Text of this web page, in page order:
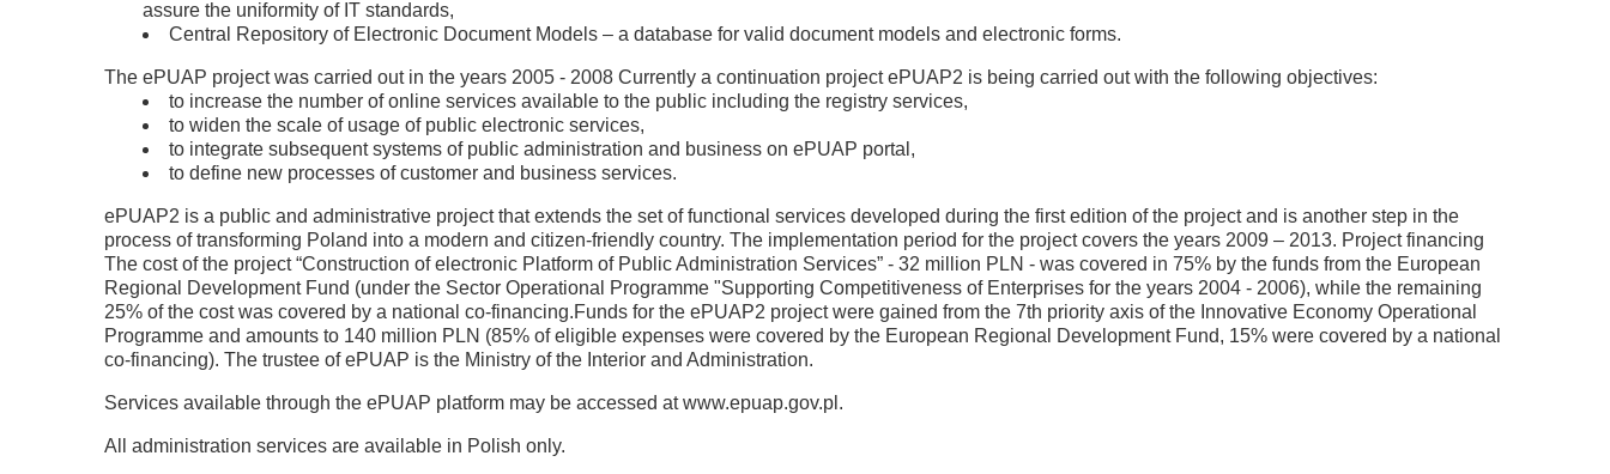
assure the uniformity of IT standards,
Central Repository of Electronic Document Models – a database for valid document models and electronic forms.
The ePUAP project was carried out in the years 2005 - 2008 Currently a continuation project ePUAP2 is being carried out with the following objectives:
to increase the number of online services available to the public including the registry services,
to widen the scale of usage of public electronic services,
to integrate subsequent systems of public administration and business on ePUAP portal,
to define new processes of customer and business services.
ePUAP2 is a public and administrative project that extends the set of functional services developed during the first edition of the project and is another step in the
process of transforming Poland into a modern and citizen-friendly country. The implementation period for the project covers the years 2009 – 2013. Project financing
The cost of the project “Construction of electronic Platform of Public Administration Services” - 32 million PLN - was covered in 75% by the funds from the European
Regional Development Fund (under the Sector Operational Programme "Supporting Competitiveness of Enterprises for the years 2004 - 2006), while the remaining
25% of the cost was covered by a national co-financing.Funds for the ePUAP2 project were gained from the 7th priority axis of the Innovative Economy Operational
Programme and amounts to 140 million PLN (85% of eligible expenses were covered by the European Regional Development Fund, 15% were covered by a national
co-financing). The trustee of ePUAP is the Ministry of the Interior and Administration.
Services available through the ePUAP platform may be accessed at www.epuap.gov.pl.
All administration services are available in Polish only.